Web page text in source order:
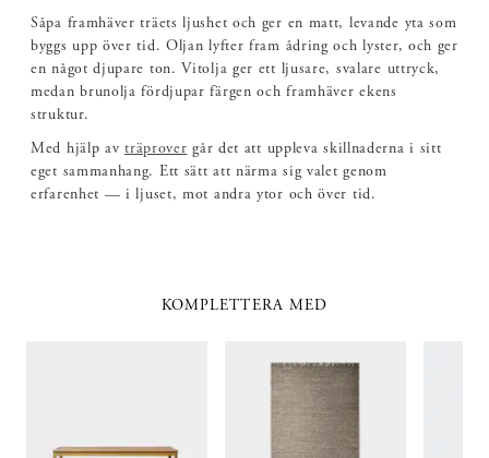
Såpa framhäver träets ljushet och ger en matt, levande yta som
byggs upp över tid. Oljan lyfter fram ådring och lyster, och ger
en något djupare ton. Vitolja ger ett ljusare, svalare uttryck,
medan brunolja fördjupar färgen och framhäver ekens
struktur.
Med hjälp avträprover går det att uppleva skillnaderna i sitt
eget sammanhang. Ett sätt att närma sig valet genom
erfarenhet — i ljuset, mot andra ytor och över tid.
KOMPLETTERA MED